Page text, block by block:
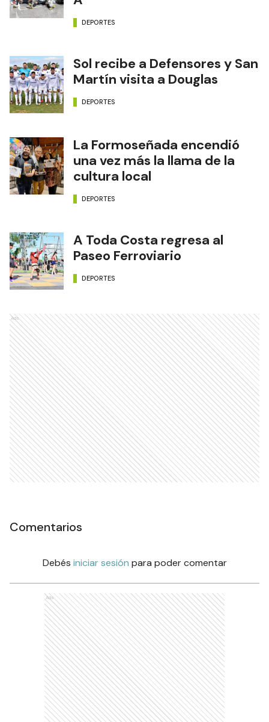
DEPORTES
Sol recibe a Defensores y San
Martín visita a Douglas
DEPORTES
La Formoseñada encendió
una vez más la llama de la
cultura local
DEPORTES
A Toda Costa regresa al
Paseo Ferroviario
DEPORTES
Ads
Comentarios
Debés iniciar sesión para poder comentar
Ads